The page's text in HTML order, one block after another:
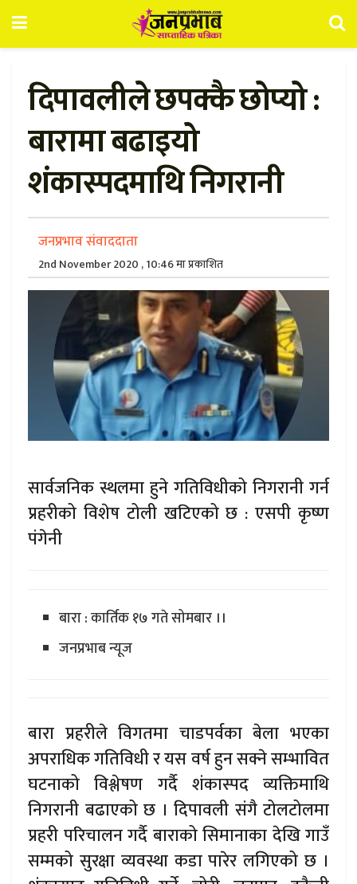
दिपावलीले छपक्कै छोप्यो :
बारामा बढाइयो
शंकास्पदमाथि निगरानी
जनप्रभाव संवाददाता
2nd November 2020 , 10:46 मा प्रकाशित
सार्वजनिक स्थलमा हुने गतिविधीको निगरानी गर्न
प्रहरीको विशेष टोली खटिएको छ : एसपी कृष्ण
पंगेनी
बारा : कार्तिक १७ गते सोमबार ।।
जनप्रभाब न्यूज
बारा प्रहरीले विगतमा चाडपर्वका बेला भएका
अपराधिक गतिविधी र यस वर्ष हुन सक्ने सम्भावित
घटनाको विश्लेषण गर्दै शंकास्पद व्यक्तिमाथि
निगरानी बढाएको छ । दिपावली संगै टोलटोलमा
प्रहरी परिचालन गर्दै बाराको सिमानाका देखि गाउँ
सम्मको सुरक्षा व्यवस्था कडा पारेर लगिएको छ ।